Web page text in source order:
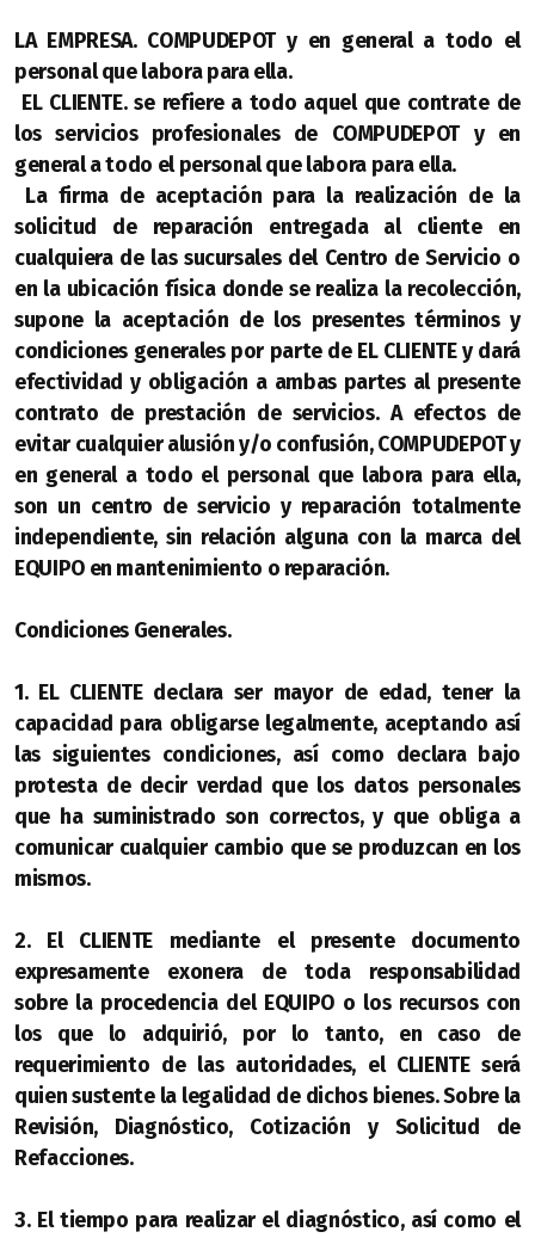
LA EMPRESA. COMPUDEPOT y en general a todo el
personal que labora para ella.
EL CLIENTE. se refiere a todo aquel que contrate de
los servicios profesionales de COMPUDEPOT y en
general a todo el personal que labora para ella.
La firma de aceptación para la realización de la
solicitud de reparación entregada al cliente en
cualquiera de las sucursales del Centro de Servicio o
en la ubicación física donde se realiza la recolección,
supone la aceptación de los presentes términos y
condiciones generales por parte de EL CLIENTE y dará
efectividad y obligación a ambas partes al presente
contrato de prestación de servicios. A efectos de
evitar cualquier alusión y/o confusión, COMPUDEPOT y
en general a todo el personal que labora para ella,
son un centro de servicio y reparación totalmente
independiente, sin relación alguna con la marca del
EQUIPO en mantenimiento o reparación.
Condiciones Generales.
1. EL CLIENTE declara ser mayor de edad, tener la
capacidad para obligarse legalmente, aceptando así
las siguientes condiciones, así como declara bajo
protesta de decir verdad que los datos personales
que ha suministrado son correctos, y que obliga a
comunicar cualquier cambio que se produzcan en los
mismos.
2. El CLIENTE mediante el presente documento
expresamente exonera de toda responsabilidad
sobre la procedencia del EQUIPO o los recursos con
los que lo adquirió, por lo tanto, en caso de
requerimiento de las autoridades, el CLIENTE será
quien sustente la legalidad de dichos bienes. Sobre la
Revisión, Diagnóstico, Cotización y Solicitud de
Refacciones.
3. El tiempo para realizar el diagnóstico, así como el